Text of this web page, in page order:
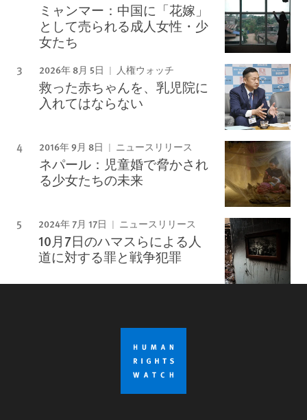
ミャンマー：中国に「花嫁」
として売られる成人女性・少
女たち
2026年 8月 5日 人権ウォッチ
救った赤ちゃんを、乳児院に
入れてはならない
2016年 9月 8日 ニュースリリース
ネパール：児童婚で脅かされ
る少女たちの未来
2024年 7月 17日 ニュースリリース
10月7日のハマスらによる人
道に対する罪と戦争犯罪